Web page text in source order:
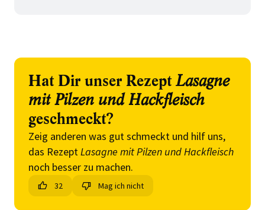
Hat Dir unser Rezept Lasagne
mit Pilzen und Hackfleisch
geschmeckt?
Zeig anderen was gut schmeckt und hilf uns,
das RezeptLasagne mit Pilzen und Hackfleisch
noch besser zu machen.
32 Mag ich nicht